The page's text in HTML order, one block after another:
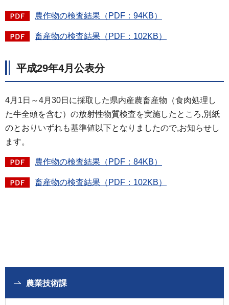
農作物の検査結果（PDF：94KB）
畜産物の検査結果（PDF：102KB）
平成29年4月公表分
4月1日～4月30日に採取した県内産農畜産物（食肉処理し
た牛全頭を含む）の放射性物質検査を実施したところ,別紙
のとおりいずれも基準値以下となりましたので,お知らせし
ます。
農作物の検査結果（PDF：84KB）
畜産物の検査結果（PDF：102KB）
農業技術課